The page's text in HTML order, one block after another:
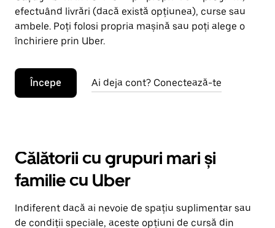
efectuând livrări (dacă există opțiunea), curse sau
ambele. Poți folosi propria mașină sau poți alege o
închiriere prin Uber.
Începe Ai deja cont? Conectează-te
Călătorii cu grupuri mari și
familie cu Uber
Indiferent dacă ai nevoie de spațiu suplimentar sau
de condiții speciale, aceste opțiuni de cursă din